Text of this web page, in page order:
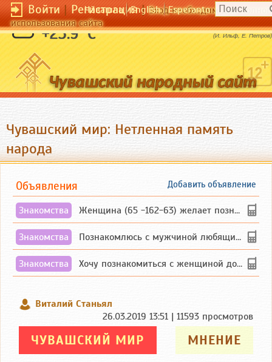
Войти|Регистрация|Вход необходим для
использования сайта
Чӑвашла English Esperanto
+23.9 °C Статистика знает все.
(И. Ильф, Е. Петров)
Чувашский мир: Нетленная память
народа
Добавить объявление
Объявления
Знакомства Женщина (65 -162-63) желает познакомиться с одиноким, добродушным, без вредных ...
Знакомства Познакомлюсь с мужчиной любящим танцевать и петь на родном чувашском языке
Знакомства Хочу познакомиться с женщиной до 55 лет чувашской или русской национальности дл...
Виталий Станьял
26.03.2019 13:51 | 11593 просмотров
МНЕНИЕ
ЧУВАШСКИЙ МИР